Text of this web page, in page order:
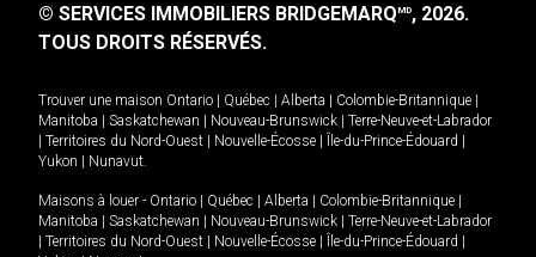
© SERVICES IMMOBILIERS BRIDGEMARQMD, 2026.
TOUS DROITS RÉSERVÉS.
Trouver une maison Ontario Québec Alberta Colombie-Britannique
Manitoba
Saskatchewan Nouveau-Brunswick
Terre-Neuve-et-Labrador
Territoires du Nord-Ouest Nouvelle-Écosse Île-du-Prince-Édouard
Yukon
Nunavut.
Maisons à louer - Ontario Québec Alberta Colombie-Britannique
Manitoba
Saskatchewan Nouveau-Brunswick
Terre-Neuve-et-Labrador
Territoires du Nord-Ouest Nouvelle-Écosse Île-du-Prince-Édouard